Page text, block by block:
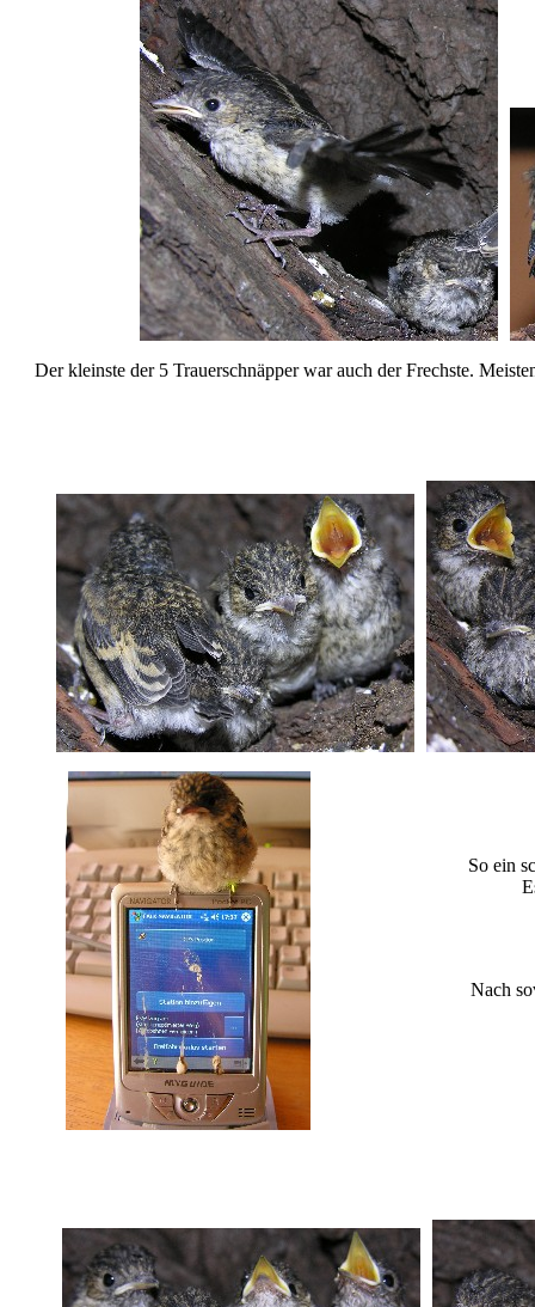
Der kleinste der 5 Trauerschnäpper war auch der Frechste.
So ein
Nach